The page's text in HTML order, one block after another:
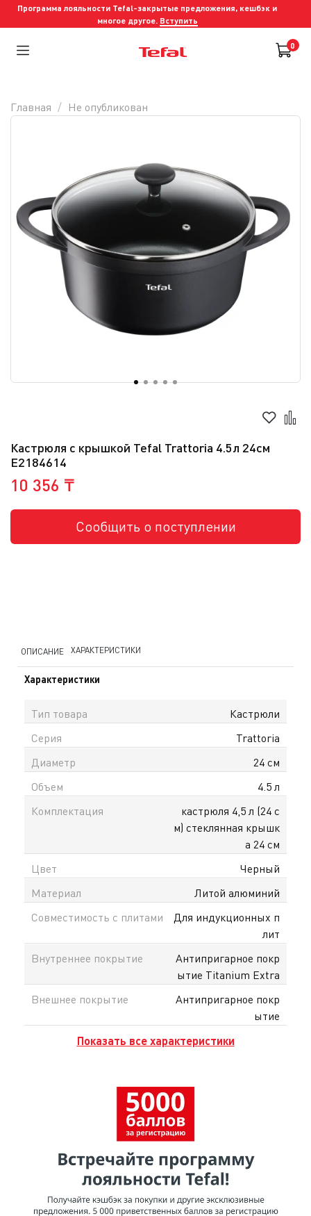
Программа лояльности Tefal-закрытые предложения, кешбэк и
многое другое. Вступить
0
Кастрюля с крышкой Tefal Trattoria 4.5л 24см
E2184614
10 356 ₸
Сообщить о поступлении
Главная Не опубликован
ОПИСАНИЕ ХАРАКТЕРИСТИКИ
Характеристики
Тип товара
Кастрюли
Серия
Trattoria
Диаметр
24 см
Объем
4.5 л
Комплектация
кастрюля 4,5 л (24 с
м) стеклянная крышк
а 24 см
Цвет
Черный
Материал
Литой алюминий
Совместимость с плитами
Для индукционных п
лит
Внутреннее покрытие
Антипригарное покр
ытие Titanium Extra
Внешнее покрытие
Антипригарное покр
ытие
Показать все характеристики